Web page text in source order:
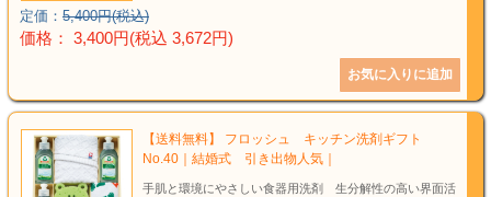
定価： 5,400円(税込)
価格： 3,400円(税込 3,672円)
【送料無料】 フロッシュ キッチン洗剤ギフト
No.40｜結婚式 引き出物人気｜
手肌と環境にやさしい食器用洗剤 生分解性の高い界面活